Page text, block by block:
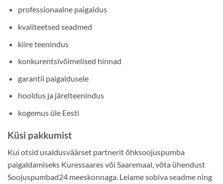
professionaalne paigaldus
kvaliteetsed seadmed
kiire teenindus
konkurentsivõimelised hinnad
garantii paigaldusele
hooldus ja järelteenindus
kogemus üle Eesti
Küsi pakkumist
Kui otsid usaldusväärset partnerit õhksoojuspumba
paigaldamiseks Kuressaares või Saaremaal, võta ühendust
Soojuspumbad24 meeskonnaga. Leiame sobiva seadme ning